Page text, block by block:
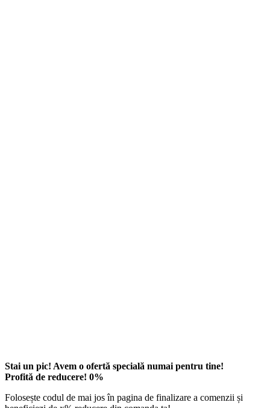
Stai un pic! Avem o ofertă specială numai pentru tine!
Profită de reducere! 0%
Folosește codul de mai jos în pagina de finalizare a comenzii și